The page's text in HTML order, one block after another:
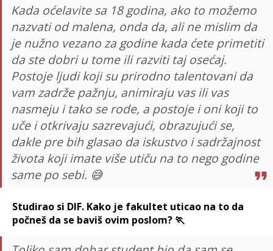
Kada oćelavite sa 18 godina, ako to možemo
nazvati od malena, onda da, ali ne mislim da
je nužno vezano za godine kada ćete primetiti
da ste dobri u tome ili razviti taj osećaj.
Postoje ljudi koji su prirodno talentovani da
vam zadrže pažnju, animiraju vas ili vas
nasmeju i tako se rode, a postoje i oni koji to
uče i otkrivaju sazrevajući, obrazujući se,
dakle pre bih glasao da iskustvo i sadržajnost
života koji imate više utiču na to nego godine
same po sebi. 😅
Studirao si DIF. Kako je fakultet uticao na to da
počneš da se baviš ovim poslom? 🏃